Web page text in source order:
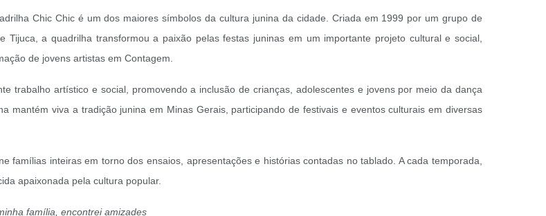
Chic Chic é um dos maiores símbolos da cultura junina da cidade. Criada em 1999 por um grupo de
a quadrilha transformou a paixão pelas festas juninas em um importante projeto cultural e social,
de jovens artistas em Contagem.
trabalho artístico e social, promovendo a inclusão de crianças, adolescentes e jovens por meio da dança
mantém viva a tradição junina em Minas Gerais, participando de festivais e eventos culturais em diversas
famílias inteiras em torno dos ensaios, apresentações e histórias contadas no tablado. A cada temporada,
apaixonada pela cultura popular.
família, encontrei amizades